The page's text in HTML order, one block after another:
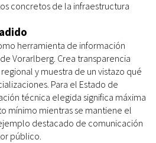
concretos de la infraestructura
herramienta de información
Vorarlberg. Crea transparencia
y muestra de un vistazo qué
Para el Estado de
técnica elegida significa máxima
mínimo mientras se mantiene el
destacado de comunicación
público.